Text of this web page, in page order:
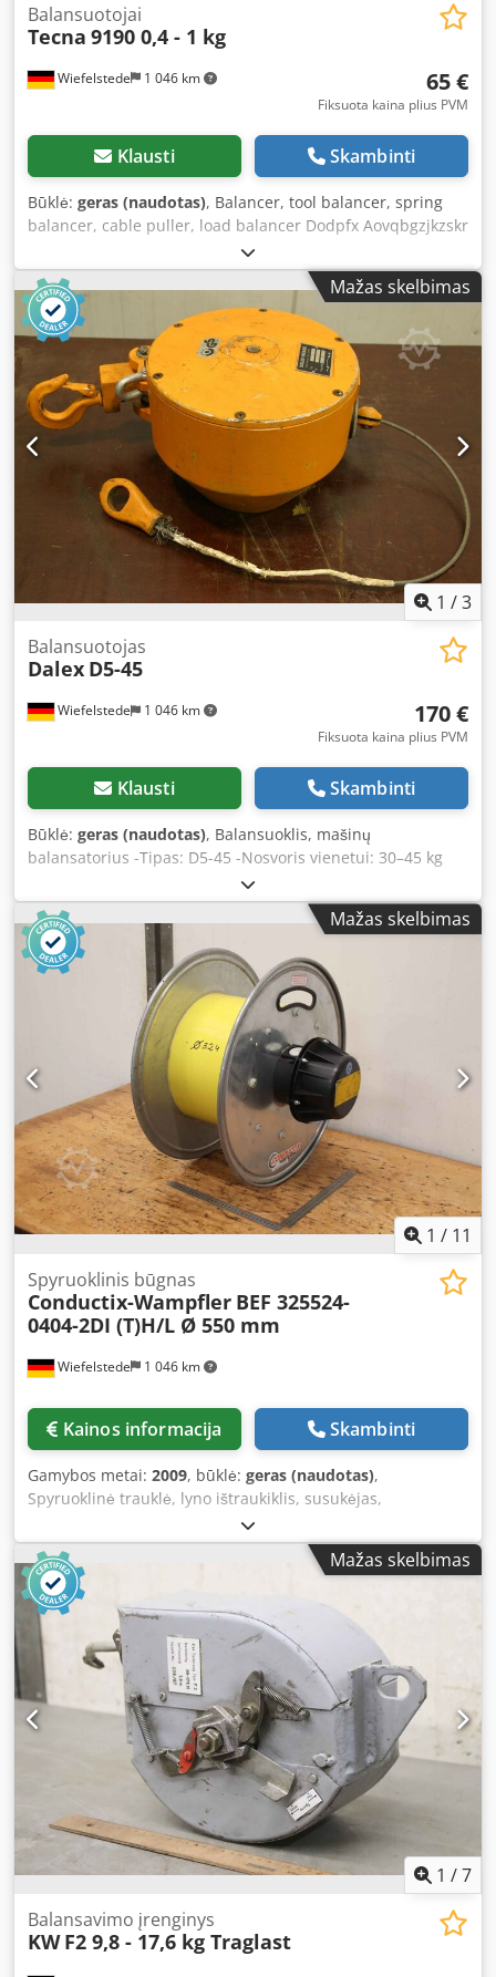
Wiefelstede 1 046 km
Balansuotojai
Tecna 9190 0,4 - 1 kg
65 €
Fiksuota kaina plius PVM
Klausti Skambinti
Būklė: geras (naudotas), Balancer, tool balancer, spring
balancer, cable puller, load balancer Dodpfx Aovqbgzjkzskr
-Manufacturer: Tecna, spring balancer type 9190 -
Capacity: 0.4 - 1 kg -Cable length: 1600 mm -Quantity: 1x
spring balancer available -Dimensions: 180/110/H55 mm -
Net weight: 0.6 kg
Mažas skelbimas
1 /3
Wiefelstede 1 046 km
Balansuotojas
Dalex D5-45
170 €
Fiksuota kaina plius PVM
Klausti Skambinti
Būklė: geras (naudotas), Balansuoklis, mašinų
balansatorius -Tipas: D5-45 -Nosvoris vienetui: 30–45 kg
Dkjdpfx Ajcii N Iskzer -Lyno ilgis: 2 m -Kiekis: 2 vnt.
prieinami -Kaina: už vienetą -Savas svoris: 18 kg
Mažas skelbimas
1 / 11
Wiefelstede 1 046 km
Spyruoklinis būgnas
Conductix-Wampfler BEF 325524-
0404-2DI (T)H/L Ø 550 mm
Kainos informacija Skambinti
Gamybos metai: 2009, būklė: geras (naudotas),
Spyruoklinė trauklė, lyno ištraukiklis, susukėjas,
spyruoklinis kabelio būgnas, spyruoklinis laido būgnas,
spyruoklinis būgnas -Gamintojas: Conductix Wampfler,
spyruoklinis būgnas/spyruoklinis laido būgnas -Tipas: BEF
325524-0404-2DI (T)H/L Dksdpfx Aksx R Svlezjr -Srovė:
3x25A+PE -Įtampa: 415V -Apsaugos klasė: IP65 -Kabelis:
komplekte nėra -Išmatavimai: Ø 550 x 440 mm -Svoris: 32
kg
Mažas skelbimas
1 /7
Balansavimo įrenginys
KW F2 9,8 - 17,6 kg Traglast